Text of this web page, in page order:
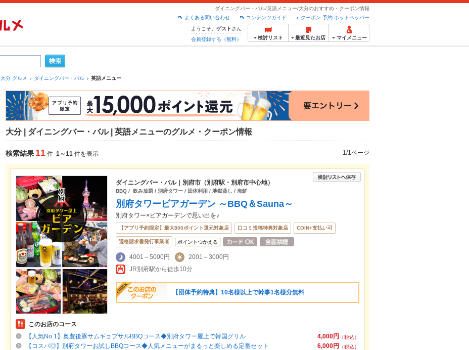
ダイニングバー・バル/英語メニュー/大分のおすすめ・クーポン情報
クーポン 予約 ホットペッパー
コンテンツガイド
よくある問い合わせ
ようこそ、 ゲスト さん
会員登録する（無料）
検討リスト 最近見たお店 マイメニュー
大分 グルメ ダイニングバー・バル 英語メニュー
大分 | ダイニングバー・バル | 英語メニューのグルメ・クーポン情報
検索結果 11 件 1～11 件を表示 1/1ページ
ダイニングバー・バル｜別府市（別府駅・別府市中心地）
BBQ / 飲み放題 / 別府タワー / 団体利用 / 地獄蒸し / 海鮮
別府タワービアガーデン ～BBQ＆Sauna～
別府タワー×ビアガーデンで思い出を♪
【アプリ予約限定】最大800ポイント還元対象店 口コミ投稿特典対象店 COIN+支払い可
適格請求書発行事業者 ポイントつかえる
4001～5000円
2001～3000円
JR別府駅から徒歩10分
【団体予約特典】10名様以上で幹事1名様分無料
このお店のコース
4,000円
（税込）
【人気No.1】奥豊後豚サムギョプサルBBQコース◆別府タワー屋上で韓国グリル
6,000円
（税込）
【コスパ◎】別府タワーお試しBBQコース◆人気メニューがまるっと楽しめる定番セット